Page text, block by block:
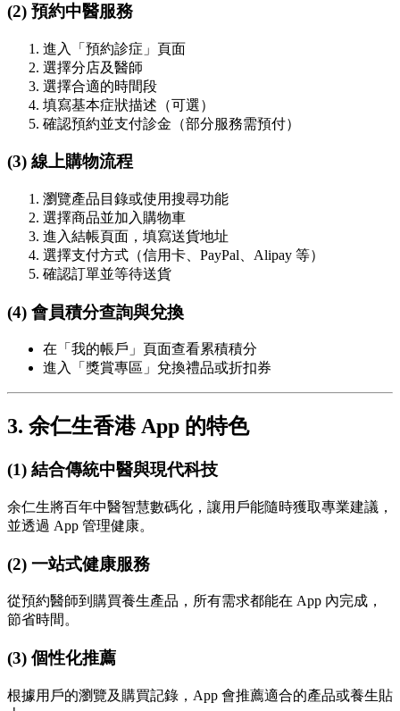
(2) 預約中醫服務
進入「預約診症」頁面
選擇分店及醫師
選擇合適的時間段
填寫基本症狀描述（可選）
確認預約並支付診金（部分服務需預付）
(3) 線上購物流程
瀏覽產品目錄或使用搜尋功能
選擇商品並加入購物車
進入結帳頁面，填寫送貨地址
選擇支付方式（信用卡、PayPal、Alipay 等）
確認訂單並等待送貨
(4) 會員積分查詢與兌換
在「我的帳戶」頁面查看累積積分
進入「獎賞專區」兌換禮品或折扣券
3. 余仁生香港 App 的特色
(1) 結合傳統中醫與現代科技
余仁生將百年中醫智慧數碼化，讓用戶能隨時獲取專業建議，
並透過 App 管理健康。
(2) 一站式健康服務
從預約醫師到購買養生產品，所有需求都能在 App 內完成，
節省時間。
(3) 個性化推薦
根據用戶的瀏覽及購買記錄，App 會推薦適合的產品或養生貼